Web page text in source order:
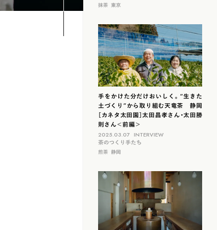
抹茶 東京
手をかけた分だけおいしく。“生きた
土づくり”から取り組む天竜茶 静岡
［カネタ太田園］太田昌孝さん・太田勝
則さん＜前編＞
2025.03.07 INTERVIEW
茶のつくり手たち
煎茶 静岡